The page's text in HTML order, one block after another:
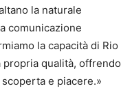
la naturale
comunicazione
la capacità di Rio
qualità, offrendo
e piacere.»